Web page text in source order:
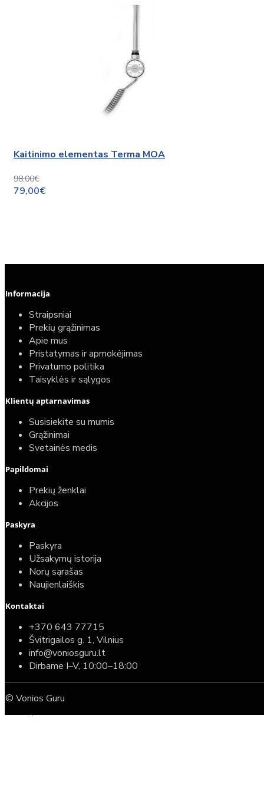
Kaitinimo elementas Terma MOA
98,00€
79,00€
Elektrinio gyvatuko paruošimo paslauga
40,00€
25,00€
Komplektas: Tece potinkinis WC rėmas su baltu
mygtuku + Deante Peonia Rimless klozetas su
587,00€
389,00€
Informacija
Straipsniai
Prekių grąžinimas
Apie mus
Pristatymas ir apmokėjimas
Privatumo politika
Taisyklės ir sąlygos
Klientų aptarnavimas
Susisiekite su mumis
Grąžinimai
Svetainės medis
Papildomai
Prekių ženklai
Akcijos
Paskyra
Paskyra
Užsakymų istorija
Norų sąrašas
Naujienlaiškis
Kontaktai
+370 643 77715
Švitrigailos g. 1, Vilnius
info@voniosguru.lt
Dirbame I–V, 10:00–18:00
© Vonios Guru